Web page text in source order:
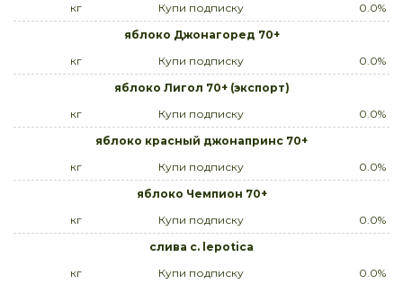
кг
Купи подписку
0.0%
яблоко Джонагоред 70+
кг
Купи подписку
0.0%
яблоко Лигол 70+ (экспорт)
кг
Купи подписку
0.0%
яблоко красный джонапринс 70+
кг
Купи подписку
0.0%
яблоко Чемпион 70+
кг
Купи подписку
0.0%
слива c. lepotica
кг
Купи подписку 0.0%